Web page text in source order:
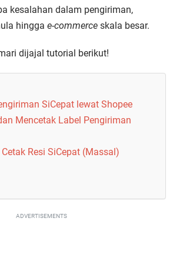
kesalahan dalam pengiriman,
hingga e-commerce skala besar.
dijajal tutorial berikut!
SiCepat lewat Shopee
Mencetak Label Pengiriman
Resi SiCepat (Massal)
ADVERTISEMENTS